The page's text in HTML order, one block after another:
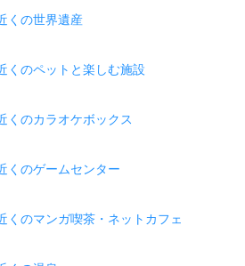
くの世界遺産
くのペットと楽しむ施設
くのカラオケボックス
くのゲームセンター
くのマンガ喫茶・ネットカフェ